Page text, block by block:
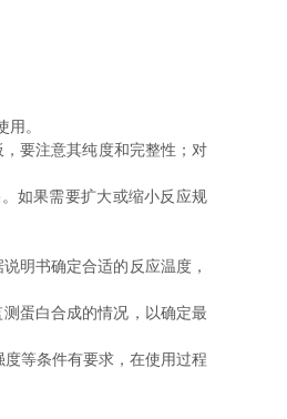
。
要注意其纯度和完整性；对
如果需要扩大或缩小反应规
明书确定合适的反应温度，
蛋白合成的情况，以确定最
等条件有要求，在使用过程